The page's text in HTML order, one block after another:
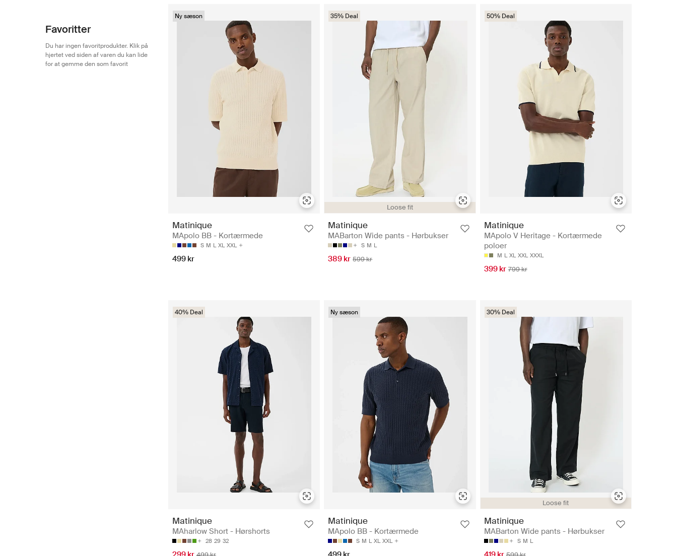
Favoritter
Du har ingen favoritprodukter. Klik på
hjertet ved siden af varen du kan lide
for at gemme den som favorit
Ny sæson
Matinique
MApolo BB - Kortærmede
S M L XL XXL
499 kr
Loose fit
35% Deal
Matinique
MABarton Wide pants - Hørbukser
S M L
389 kr 599 kr
50% Deal
Matinique
MApolo V Heritage - Kortærmede
poloer
M L XL XXL XXXL
399 kr 799 kr
40% Deal
Matinique
MAharlow Short - Hørshorts
28 29 32
Ny sæson
Matinique
MApolo BB - Kortærmede
S M L XL XXL
Loose fit
30% Deal
Matinique
MABarton Wide pants - Hørbukser
S M L